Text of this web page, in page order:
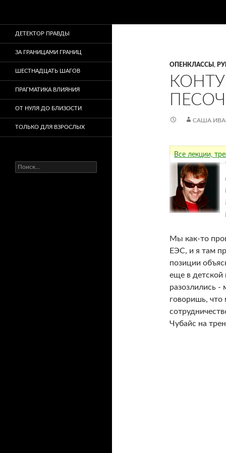
ОПЕНКЛАССЫ ,
САША
Все лекции,
Мы как-то
ЕЭС, и я там
позиции
еще в детской
разозлились
говоришь,
Чубайс на
ДЕТЕКТОР ПРАВДЫ
ЗА ГРАНИЦАМИ ГРАНИЦ
ШЕСТНАДЦАТЬ ШАГОВ
ПРАГМАТИКА ВЛИЯНИЯ
ОТ НУЛЯ ДО БЛИЗОСТИ
ТОЛЬКО ДЛЯ ВЗРОСЛЫХ
Найти: